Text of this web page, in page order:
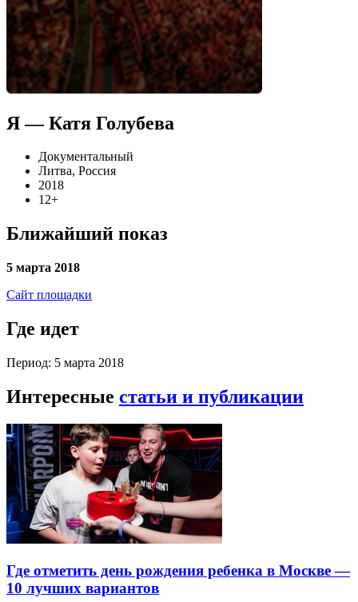
Я — Катя Голубева
Документальный
Литва, Россия
2018
12+
Ближайший показ
5 марта 2018
Сайт площадки
Где идет
Период: 5 марта 2018
Интересные статьи и публикации
Где отметить день рождения ребенка в Москве —
10 лучших вариантов